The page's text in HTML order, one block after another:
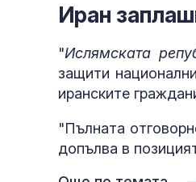
Иран
"Ислямската
защити
иранските
"Пълната
допълва в